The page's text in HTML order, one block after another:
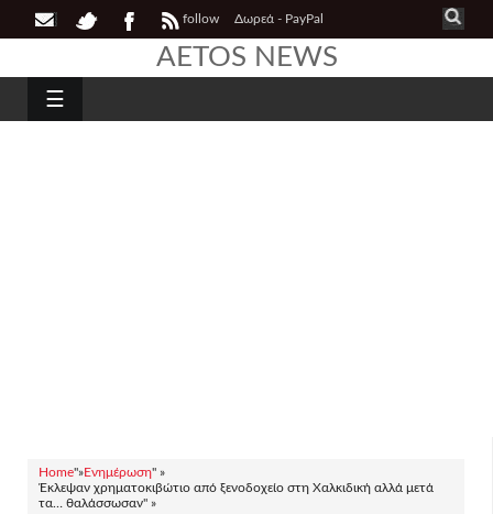
follow Δωρεά - PayPal
AETOS NEWS
☰
Home"»Ενημέρωση" »
Έκλεψαν χρηματοκιβώτιο από ξενοδοχείο στη Χαλκιδική αλλά μετά
τα… θαλάσσωσαν" »